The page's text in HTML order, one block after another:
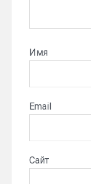
Имя
Email
Сайт